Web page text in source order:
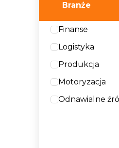
Branże
Finanse
Logistyka
Produkcja
Motoryzacja
Odnawialne